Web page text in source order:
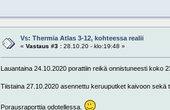
Vs: Thermia Atlas 3-12, kohteessa realii
« Vastaus #3 :28.10.20 - klo:19:48 »
Lauantaina 24.10.2020 porattiin reikä onnistuneesti koko
Tiistaina 27.10.2020 asennettu keruuputket kaivoon sekä
Porausraporttia odotellessa.